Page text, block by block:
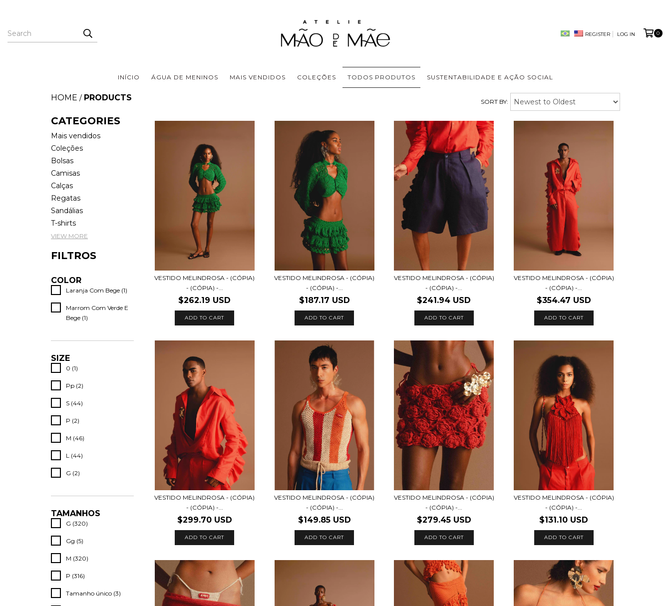
REGISTER LOG IN 0
INÍCIO ÁGUA DE MENINOS MAIS VENDIDOS COLEÇÕES TODOS PRODUTOS SUSTENTABILIDADE E AÇÃO SOCIAL
HOME / PRODUCTS SORT BY:
CATEGORIES
Mais vendidos
Coleções
Bolsas
Camisas
Calças
Regatas
Sandálias
T-shirts
VIEW MORE
FILTROS
COLOR
Laranja Com Bege (1)
Marrom Com Verde E
Bege (1)
SIZE
0 (1)
Pp (2)
S (44)
P (2)
M (46)
L (44)
G (2)
TAMANHOS
G (320)
Gg (5)
M (320)
P (316)
Tamanho único (3)
VESTIDO MELINDROSA - (CÓPIA)
- (CÓPIA) -...
$262.19 USD
ADD TO CART
VESTIDO MELINDROSA - (CÓPIA)
- (CÓPIA) -...
$187.17 USD
ADD TO CART
VESTIDO MELINDROSA - (CÓPIA)
- (CÓPIA) -...
$241.94 USD
ADD TO CART
VESTIDO MELINDROSA - (CÓPIA)
- (CÓPIA) -...
$354.47 USD
ADD TO CART
VESTIDO MELINDROSA - (CÓPIA)
- (CÓPIA) -...
$299.70 USD
ADD TO CART
VESTIDO MELINDROSA - (CÓPIA)
- (CÓPIA) -...
$149.85 USD
ADD TO CART
VESTIDO MELINDROSA - (CÓPIA)
- (CÓPIA) -...
$279.45 USD
ADD TO CART
VESTIDO MELINDROSA - (CÓPIA)
- (CÓPIA) -...
$131.10 USD
ADD TO CART